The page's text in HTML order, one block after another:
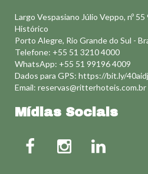
Largo Vespasiano Júlio Veppo, nº
Histórico
Porto Alegre, Rio Grande do Sul -
Telefone: +55 51 3210 4000
WhatsApp: +55 51 99196 4009
Dados para GPS: https://bit.ly/
Email: reservas@ritterhoteis.com.br
Mídias Sociais